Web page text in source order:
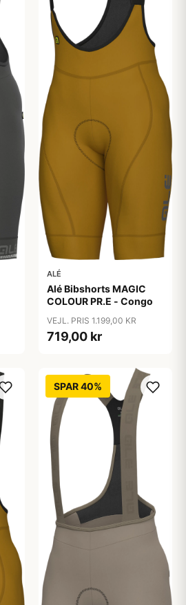
ALÉ
Alé Bibshorts MAGIC
COLOUR PR.E - Congo
VEJL. PRIS 1.199,00 KR
719,00 kr
SPAR 40%